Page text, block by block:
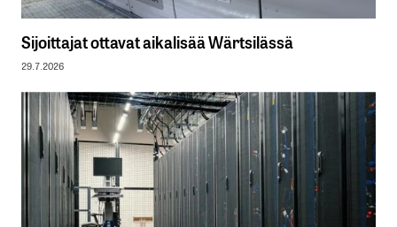
Sijoittajat ottavat aikalisää Wärtsilässä
29.7.2026